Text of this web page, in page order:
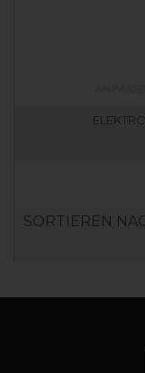
SORTIEREN